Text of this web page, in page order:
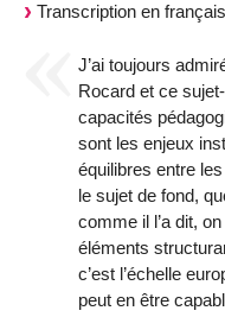
Transcription en français
J’ai toujours
Rocard et ce
capacités
sont les enjeux
équilibres entre
le sujet de fond,
comme il l’a dit,
éléments
c’est l’échelle
peut en être